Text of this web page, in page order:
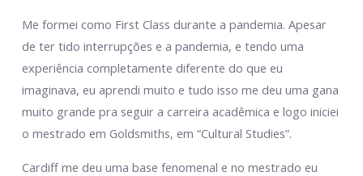
Me formei como First Class durante a pandemia. Apesar
de ter tido interrupções e a pandemia, e tendo uma
experiência completamente diferente do que eu
imaginava, eu aprendi muito e tudo isso me deu uma gana
muito grande pra seguir a carreira acadêmica e logo iniciei
o mestrado em Goldsmiths, em “Cultural Studies”.
Cardiff me deu uma base fenomenal e no mestrado eu